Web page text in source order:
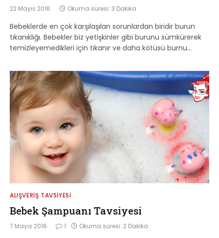
22 Mayıs 2016 Okuma süresi: 3 Dakika
Bebeklerde en çok karşılaşılan sorunlardan biridir burun
tıkanıklığı. Bebekler biz yetişkinler gibi burunu sümkürerek
temizleyemedikleri için tıkanır ve daha kötüsü burnu…
ALIŞVERIŞ TAVSIYESI
Bebek Şampuanı Tavsiyesi
7 Mayıs 2016 1 Okuma süresi: 2 Dakika